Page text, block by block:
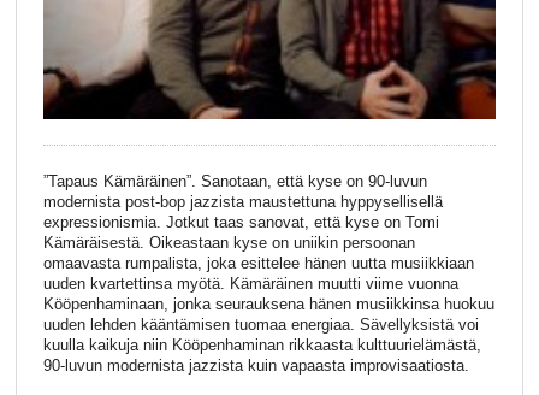
”Tapaus Kämäräinen”. Sanotaan, että kyse on 90-luvun
modernista post-bop jazzista maustettuna hyppysellisellä
expressionismia. Jotkut taas sanovat, että kyse on Tomi
Kämäräisestä. Oikeastaan kyse on uniikin persoonan
omaavasta rumpalista, joka esittelee hänen uutta musiikkiaan
uuden kvartettinsa myötä. Kämäräinen muutti viime vuonna
Kööpenhaminaan, jonka seurauksena hänen musiikkinsa huokuu
uuden lehden kääntämisen tuomaa energiaa. Sävellyksistä voi
kuulla kaikuja niin Kööpenhaminan rikkaasta kulttuurielämästä,
90-luvun modernista jazzista kuin vapaasta improvisaatiosta.